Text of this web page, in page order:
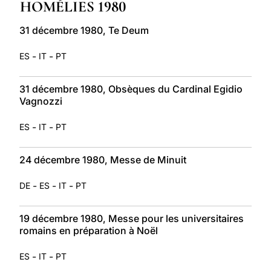
HOMÉLIES 1980
31 décembre 1980, Te Deum
ES - IT - PT
31 décembre 1980, Obsèques du Cardinal Egidio
Vagnozzi
ES - IT - PT
24 décembre 1980, Messe de Minuit
DE - ES - IT - PT
19 décembre 1980, Messe pour les universitaires
romains en préparation à Noël
ES - IT - PT